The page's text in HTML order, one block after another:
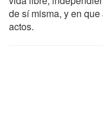
de sí misma, y en
actos.